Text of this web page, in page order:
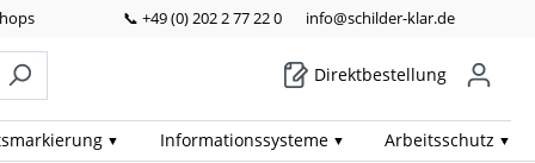
📞 +49 (0) 202 2 77 22 0 info@schilder-klar.de
Direktbestellung
Informations­systeme Arbeits­schutz